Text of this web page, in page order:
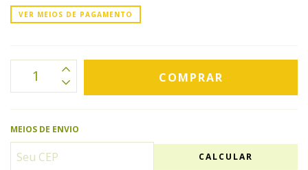
VER MEIOS DE PAGAMENTO
MEIOS DE ENVIO
CALCULAR